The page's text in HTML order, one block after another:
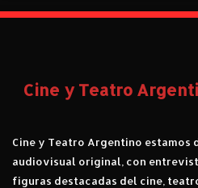
Cine y Teatro
Cine y Teatro Argentino
audiovisual original, con
figuras destacadas del cine,